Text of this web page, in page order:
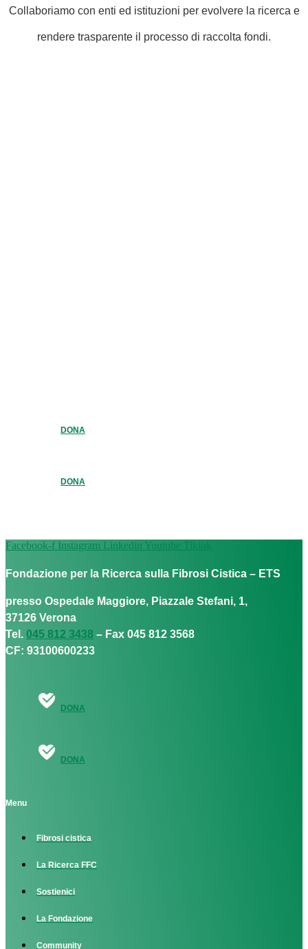
Collaboriamo con enti ed istituzioni per evolvere la ricerca e
rendere trasparente il processo di raccolta fondi.
DONA
DONA
Facebook-f Instagram Linkedin Youtube Tiktok
Fondazione per la Ricerca sulla Fibrosi Cistica – ETS
presso Ospedale Maggiore, Piazzale Stefani, 1,
37126 Verona
Tel. 045 812 3438 – Fax 045 812 3568
CF: 93100600233
DONA
DONA
Menu
Fibrosi cistica
La Ricerca FFC
Sostienici
La Fondazione
Community